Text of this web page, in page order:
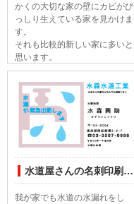
かくの大切な家の壁にカビがび
っしり生えている家を見かけま
す。
それも比較的新しい家に多いと
思います。
原因は最近の家が密閉性が高
く、中で暖房や冷房を掛けると
すぐ壁面にカビが生えるそうで
す。
水道屋さんの名刺印刷デザインしてみました
我が家でも水道の水漏れをし